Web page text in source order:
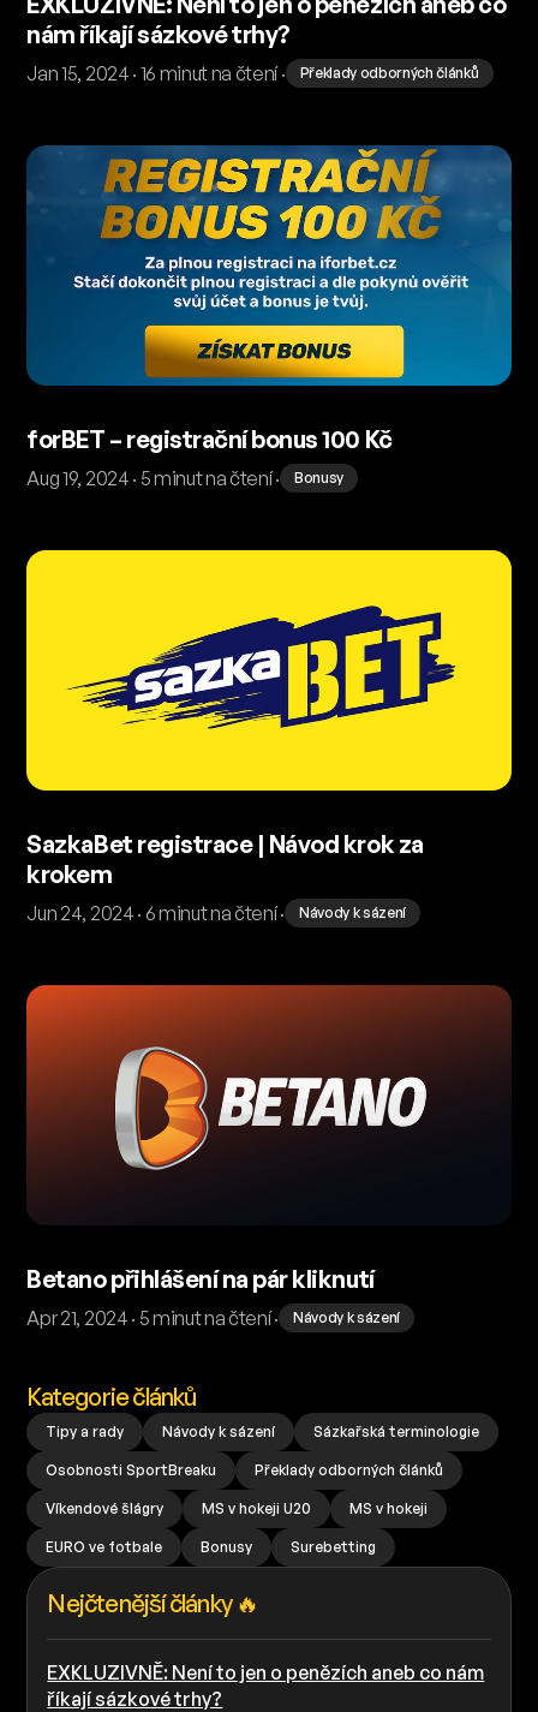
nám říkají sázkové trhy?
Jan 15, 2024 · 16 minut na čtení · Překlady odborných článků
forBET – registrační bonus 100 Kč
Aug 19, 2024 · 5 minut na čtení · Bonusy
SazkaBet registrace | Návod krok za
krokem
Jun 24, 2024 · 6 minut na čtení · Návody k sázení
Betano přihlášení na pár kliknutí
Apr 21, 2024 · 5 minut na čtení · Návody k sázení
Kategorie článků
Tipy a rady Návody k sázení Sázkařská terminologie
Osobnosti SportBreaku Překlady odborných článků
Víkendové šlágry MS v hokeji U20 MS v hokeji
EURO ve fotbale Bonusy Surebetting
Nejčtenější články 🔥
EXKLUZIVNĚ: Není to jen o penězích aneb co nám
říkají sázkové trhy?